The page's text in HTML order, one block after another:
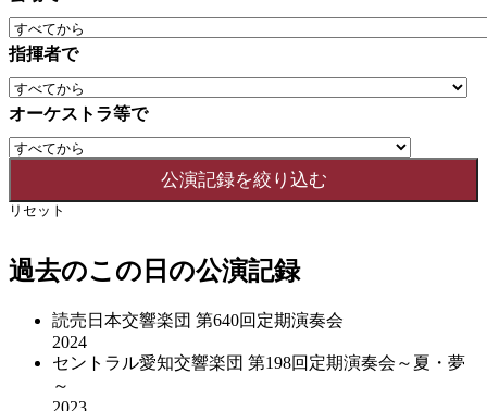
指揮者で
オーケストラ等で
リセット
過去のこの日の公演記録
読売日本交響楽団 第640回定期演奏会
2024
セントラル愛知交響楽団 第198回定期演奏会～夏・夢
～